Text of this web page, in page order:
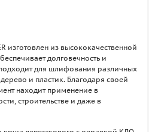
изготовлен из высококачественной
долговечность и
для шлифования различных
и пластик. Благодаря своей
находит применение в
строительстве и даже в